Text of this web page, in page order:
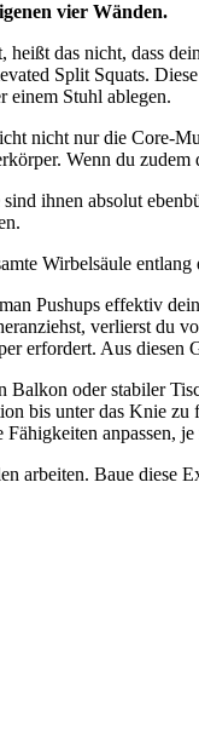
vier Wänden.
das nicht, dass
Split Squats.
einem Stuhl ablegen.
nicht nur die
Wenn du
ihnen absolut
Wirbelsäule
Pushups effektiv
verlierst du
erfordert. Aus
oder stabiler
bis unter das Knie
anpassen,
arbeiten. Baue